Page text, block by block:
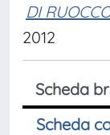
DI
2012
Scheda
Scheda